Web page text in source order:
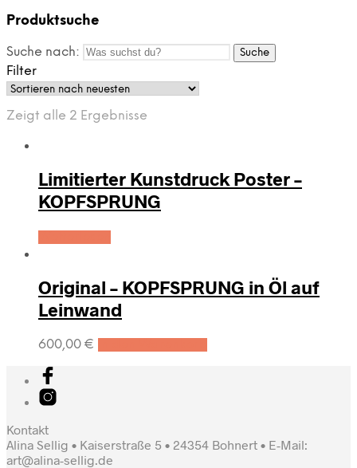
Produktsuche
Suche nach: Suche
Filter
Zeigt alle 2 Ergebnisse
Limitierter Kunstdruck Poster –
KOPFSPRUNG
Original – KOPFSPRUNG in Öl auf
Leinwand
600,00 €
Kontakt
Alina Sellig • Kaiserstraße 5 • 24354 Bohnert • E-Mail:
art@alina-sellig.de